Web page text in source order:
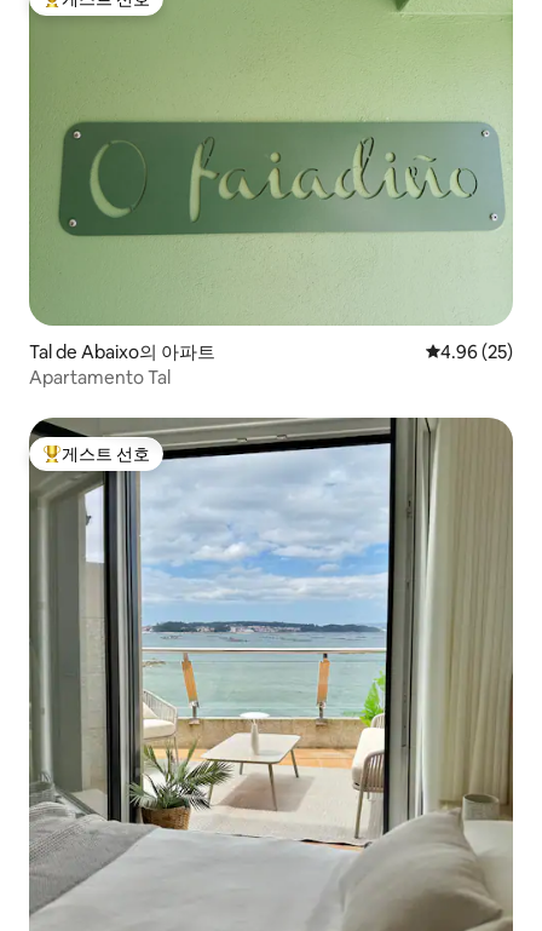
상위 게스트 선호
Tal de Abaixo의 아파트 평점 4.96점(5
4.96 (25)
Apartamento Tal
상위 게스트 선호
게스트 선호